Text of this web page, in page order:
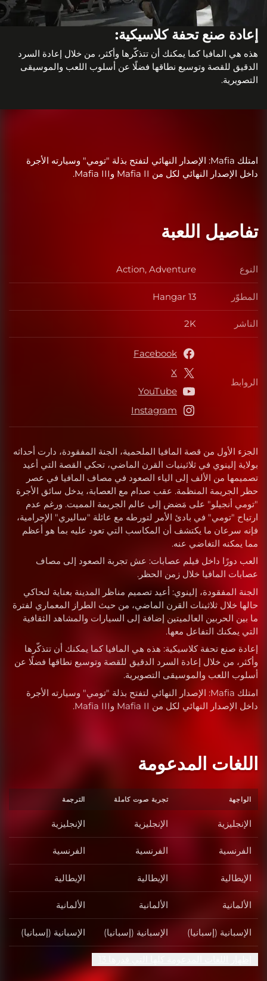
إعادة صنع تحفة كلاسيكية:
هذه هي المافيا كما يمكنك أن تتذكّرها وأكثر، من خلال إعادة السرد
الدقيق للقصة وتوسيع نطاقها فضلًا عن أسلوب اللعب والموسيقى
التصويرية.
امتلك Mafia: الإصدار النهائي لتفتح بذلة "تومي" وسيارته الأجرة
داخل الإصدار النهائي لكل من Mafia II وMafia III.
تفاصيل اللعبة
الجزء الأول من قصة المافيا الملحمية، الجنة المفقودة، دارت أحداثه
بولاية إلينوي في ثلاثينيات القرن الماضي، تحكي القصة التي أعيد
تصميمها من الألف إلى الياء الصعود في مصاف المافيا في عصر
حظر الجريمة المنظمة. عقب صدام مع العصابة، يدخل سائق الأجرة
"تومي أنجيلو" على مَضض إلى عالم الجريمة المميت. ورغم عدم
ارتياح "تومي" في بادئ الأمر لتورطه مع عائلة "ساليري" الإجرامية،
فإنه سرعان ما يكتشف أن المكاسب التي تعود عليه بما هو أعظم
مما يمكنه التغاضي عنه.
العب دورًا داخل فيلم عصابات: عش تجربة الصعود إلى مصاف
عصابات المافيا خلال زمن الحظر.
الجنة المفقودة، إلينوي: أعيد تصميم مناظر المدينة بعناية لتحاكي
حالها خلال ثلاثينات القرن الماضي، من حيث الطراز المعماري لفترة
ما بين الحربين العالميتين إضافة إلى السيارات والمشاهد الثقافية
التي يمكنك التفاعل معها.
إعادة صنع تحفة كلاسيكية: هذه هي المافيا كما يمكنك أن تتذكّرها
وأكثر، من خلال إعادة السرد الدقيق للقصة وتوسيع نطاقها فضلًا عن
أسلوب اللعب والموسيقى التصويرية.
امتلك Mafia: الإصدار النهائي لتفتح بذلة "تومي" وسيارته الأجرة
داخل الإصدار النهائي لكل من Mafia II وMafia III.
النوع النوع
Action, Adventure
المطوّر المطوّر
Hangar 13
الناشر الناشر
2K
الروابط الروابط
Facebook
X
YouTube
Instagram
اللغات المدعومة
الواجهة تجربة صوت كاملة الترجمة
الإنجليزية الإنجليزية الإنجليزية
الفرنسية الفرنسية الفرنسية
الإيطالية الإيطالية الإيطالية
الألمانية الألمانية الألمانية
الإسبانية (إسبانيا) الإسبانية (إسبانيا) الإسبانية (إسبانيا)